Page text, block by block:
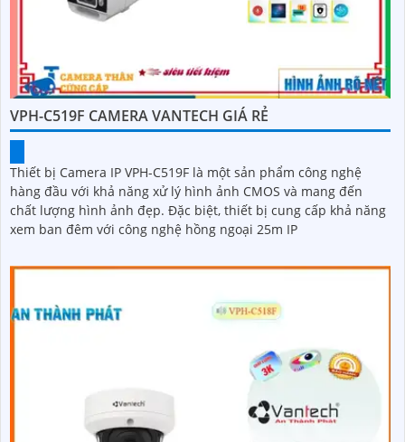
VPH-C519F CAMERA VANTECH GIÁ RẺ
Thiết bị Camera IP VPH-C519F là một sản phẩm công nghệ
hàng đầu với khả năng xử lý hình ảnh CMOS và mang đến
chất lượng hình ảnh đẹp. Đặc biệt, thiết bị cung cấp khả năng
xem ban đêm với công nghệ hồng ngoại 25m IP